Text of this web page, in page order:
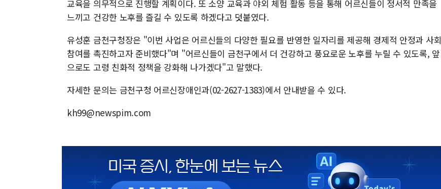
교육을 의무적으로 진행할 계획이다. 또 소양 교육과 야외 체험 활동 등을 통해 어르신들이 정서적 만족을
느끼고 건강한 노후를 즐길 수 있도록 하겠다고 덧붙였다.
유성훈 금천구청장은 "이번 사업은 어르신들의 다양한 필요를 반영한 일자리를 제공해 경제적 안정과 사회
참여를 촉진하고자 준비했다"며 "어르신들이 금천구에서 더 건강하고 풍요로운 노후를 누릴 수 있도록, 앞
으로도 고령 친화적 정책을 강화해 나가겠다"고 말했다.
자세한 문의는 금천구청 어르신장애인과(02-2627-1383)에서 안내받을 수 있다.
kh99@newspim.com